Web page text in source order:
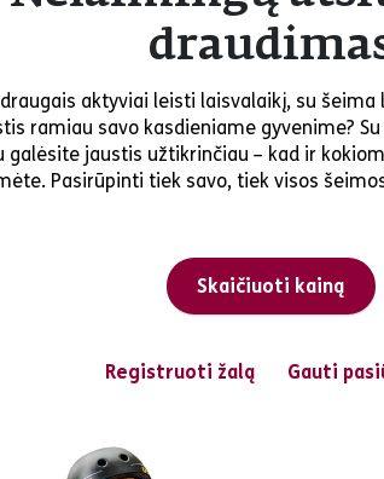
aktyviai leisti laisvalaikį, su
ramiau savo kasdieniame gyvenime?
galėsite jaustis užtikrinčiau – kad ir
Pasirūpinti tiek savo, tiek visos
Skaičiuoti kainą
Registruoti žalą Gauti